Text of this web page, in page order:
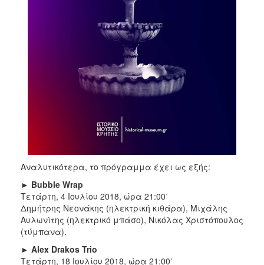
Αναλυτικότερα, το πρόγραμμα έχει ως εξής:
► Bubble Wrap
Τετάρτη, 4 Ιουλίου 2018, ώρα 21:00΄
Δημήτρης Νεονάκης (ηλεκτρική κιθάρα), Μιχάλης
Αυλωνίτης (ηλεκτρικό μπάσο), Νικόλας Χριστόπουλος
(τύμπανα).
► Alex Drakos Trio
Τετάρτη, 18 Ιουλίου 2018, ώρα 21:00΄